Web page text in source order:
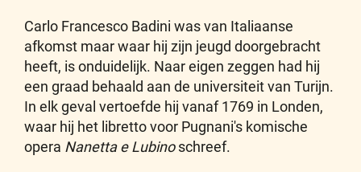
Carlo Francesco Badini was van Italiaanse
afkomst maar waar hij zijn jeugd doorgebracht
heeft, is onduidelijk. Naar eigen zeggen had hij
een graad behaald aan de universiteit van Turijn.
In elk geval vertoefde hij vanaf 1769 in Londen,
waar hij het libretto voor Pugnani's komische
opera Nanetta e Lubinoschreef.